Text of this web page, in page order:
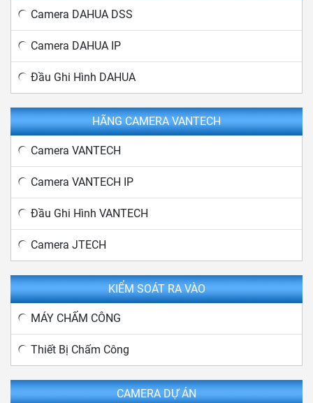
Camera DAHUA DSS
Camera DAHUA IP
Đầu Ghi Hình DAHUA
HÃNG CAMERA VANTECH
Camera VANTECH
Camera VANTECH IP
Đầu Ghi Hình VANTECH
Camera JTECH
KIỂM SOÁT RA VÀO
MÁY CHẤM CÔNG
Thiết Bị Chấm Công
CAMERA DỰ ÁN